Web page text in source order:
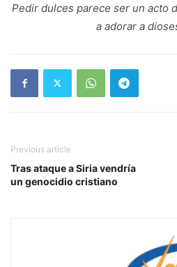
Pedir dulces parece ser un acto
a adorar a
Previous article
Tras ataque a Siria vendría
un genocidio cristiano